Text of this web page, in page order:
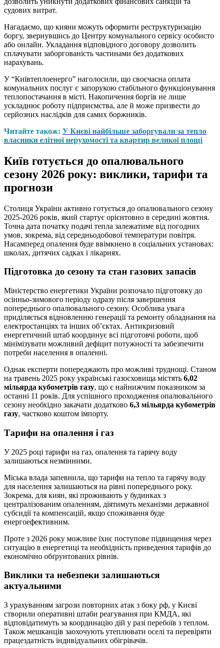
судових витрат.
Нагадаємо, що кияни можуть оформити реструктуризацію
боргу, звернувшись до Центру комунального сервісу особисто
або онлайн. Укладання відповідного договору дозволить
сплачувати заборгованість частинами без додаткових
нарахувань.
У “Київтеплоенерго” наголосили, що своєчасна оплата
комунальних послуг є запорукою стабільного функціонування
теплопостачання в місті. Накопичення боргів не лише
ускладнює роботу підприємства, але й може призвести до
серйозних наслідків для самих боржників.
Читайте також: У Києві найбільше заборгували за тепло
власники елітної нерухомості та квартир великої площі
Київ готується до опалювального
сезону 2026 року: виклики, тарифи та
прогнози
Столиця України активно готується до опалювального сезону
2025-2026 років, який стартує орієнтовно в середині жовтня.
Точна дата початку подачі тепла залежатиме від погодних
умов, зокрема, від середньодобової температури повітря.
Насамперед опалення буде ввімкнено в соціальних установах:
школах, дитячих садках і лікарнях.
Підготовка до сезону та стан газових запасів
Міністерство енергетики України розпочало підготовку до
осінньо-зимового періоду одразу після завершення
попереднього опалювального сезону. Особлива увага
приділяється відновленню генерації та ремонту обладнання на
електростанціях та інших об’єктах. Антикризовий
енергетичний штаб координує всі підготовчі роботи, щоб
мінімізувати можливий дефіцит потужності та забезпечити
потреби населення в опаленні.
Однак експерти попереджають про можливі труднощі. Станом
на травень 2025 року українські газосховища містять 6,02
мільярда кубометрів газу, що є найнижчим показником за
останні 11 років. Для успішного проходження опалювального
сезону необхідно закачати додатково 6,3 мільярда кубометрів
газу, частково коштом імпорту.
Тарифи на опалення і газ
У 2025 році тарифи на газ, опалення та гарячу воду
залишаються незмінними.
Міська влада запевнила, що тарифи на тепло та гарячу воду
для населення залишаються на рівні попереднього року.
Зокрема, для киян, які проживають у будинках з
централізованим опаленням, діятимуть механізми державної
субсидії та компенсацій, якщо споживання буде
енергоефективним.
Проте з 2026 року можливе їхнє поступове підвищення через
ситуацію в енергетиці та необхідність приведення тарифів до
економічно обґрунтованих рівнів.
Виклики та небезпеки залишаються
актуальними
З урахуванням загрози повторних атак з боку рф, у Києві
створили оперативні штаби реагування при КМДА, які
відповідатимуть за координацію дій у разі перебоїв з теплом.
Також мешканців заохочують утеплювати оселі та перевіряти
працездатність індивідуальних обігрівачів.